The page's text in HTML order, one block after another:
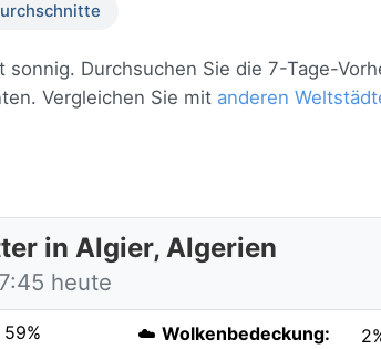
sonnig. Durchsuchen Sie die 7-Tage-
Vergleichen Sie mit anderen
in Algier, Algerien
heute
59% ☁️ Wolkenbedeckung: